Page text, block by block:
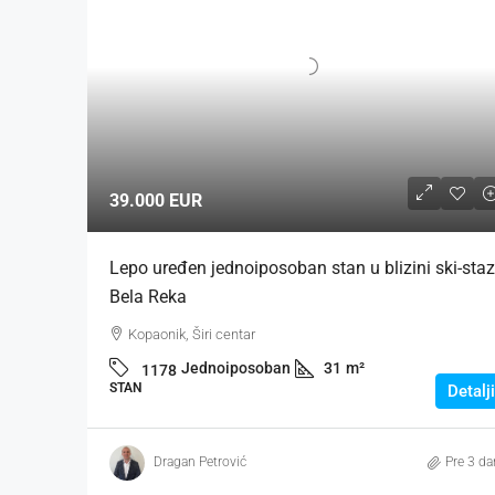
39.000 EUR
Lepo uređen jednoiposoban stan u blizini ski-
Bela Reka
Kopaonik, Širi centar
1178 Jednoiposoban 31 m²
STAN Detalji
Dragan Petrović Pre 3